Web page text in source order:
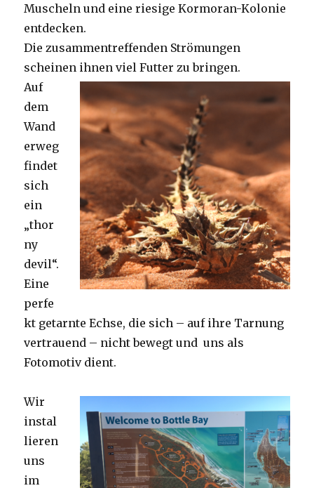
Muscheln und eine riesige Kormoran-Kolonie
entdecken.
Die zusammentreffenden Strömungen
scheinen ihnen viel Futter zu bringen.
Auf
dem
Wand
erweg
findet
sich
ein
„thor
ny
devil“.
Eine
perfe
kt getarnte Echse, die sich – auf ihre Tarnung
vertrauend – nicht bewegt und uns als
Fotomotiv dient.
Wir
instal
lieren
uns
im